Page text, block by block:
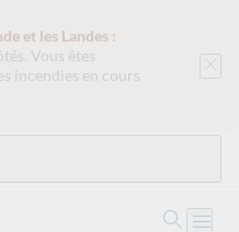
et les Landes :
Vous êtes
incendies en cours